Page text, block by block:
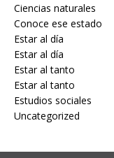
Ciencias naturales
Conoce ese estado
Estar al día
Estar al día
Estar al tanto
Estar al tanto
Estudios sociales
Uncategorized